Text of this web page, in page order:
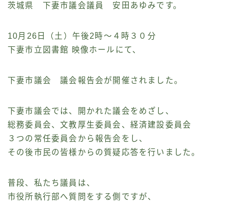
茨城県 下妻市議会議員 安田あゆみです。
10月26日（土）午後2時～４時３０分
下妻市立図書館 映像ホールにて、
下妻市議会 議会報告会が開催されました。
下妻市議会では、開かれた議会をめざし、
総務委員会、文教厚生委員会、経済建設委員会
３つの常任委員会から報告会をし、
その後市民の皆様からの質疑応答を行いました。
普段、私たち議員は、
市役所執行部へ質問をする側ですが、